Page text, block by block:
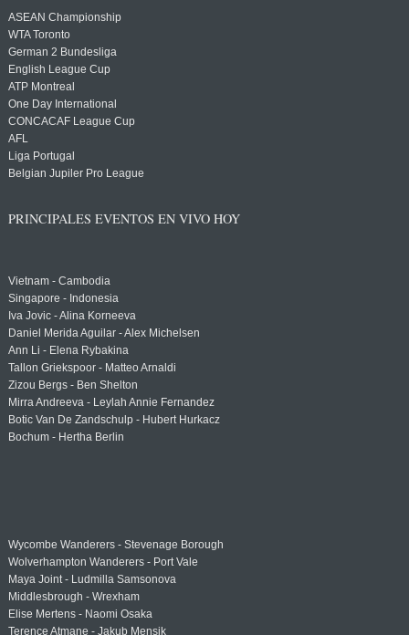
ASEAN Championship
WTA Toronto
German 2 Bundesliga
English League Cup
ATP Montreal
One Day International
CONCACAF League Cup
AFL
Liga Portugal
Belgian Jupiler Pro League
PRINCIPALES EVENTOS EN VIVO HOY
Vietnam - Cambodia
Singapore - Indonesia
Iva Jovic - Alina Korneeva
Daniel Merida Aguilar - Alex Michelsen
Ann Li - Elena Rybakina
Tallon Griekspoor - Matteo Arnaldi
Zizou Bergs - Ben Shelton
Mirra Andreeva - Leylah Annie Fernandez
Botic Van De Zandschulp - Hubert Hurkacz
Bochum - Hertha Berlin
Wycombe Wanderers - Stevenage Borough
Wolverhampton Wanderers - Port Vale
Maya Joint - Ludmilla Samsonova
Middlesbrough - Wrexham
Elise Mertens - Naomi Osaka
Terence Atmane - Jakub Mensik